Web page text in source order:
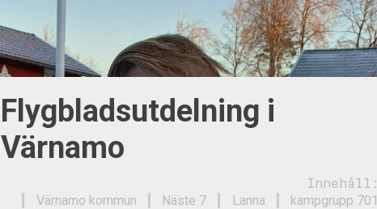
Flygbladsutdelning i
Värnamo
Innehåll:
kampgrupp 701
Lanna
Näste 7
Värnamo kommun